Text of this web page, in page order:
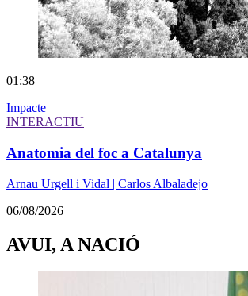
01:38
Impacte
INTERACTIU
Anatomia del foc a Catalunya
Arnau Urgell i Vidal | Carlos Albaladejo
06/08/2026
AVUI, A NACIÓ